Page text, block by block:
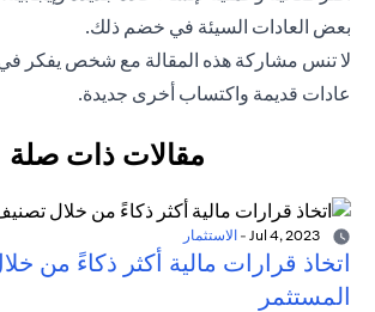
بعض العادات السيئة في خضم ذلك.
لا تنس مشاركة هذه المقالة مع شخص يفكر
عادات قديمة واكتساب أخرى جديدة.
مقالات ذات صلة
- الاستثمار
اتخاذ قرارات مالية أكثر ذكاءً من
المستثمر